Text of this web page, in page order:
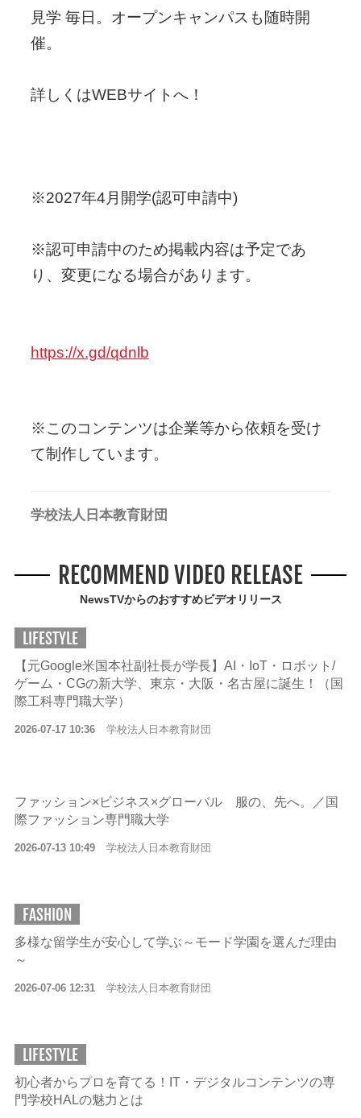
見学 毎日。オープンキャンパスも随時開
催。
詳しくはWEBサイトへ！
※2027年4月開学(認可申請中)
※認可申請中のため掲載内容は予定であ
り、変更になる場合があります。
https://x.gd/qdnlb
※このコンテンツは企業等から依頼を受け
て制作しています。
学校法人日本教育財団
RECOMMEND VIDEO RELEASE
NewsTVからのおすすめビデオリリース
LIFESTYLE
【元Google米国本社副社長が学長】AI・IoT・ロボット/
ゲーム・CGの新大学、東京・大阪・名古屋に誕生！（国
際工科専門職大学）
2026-07-17 10:36 学校法人日本教育財団
ファッション×ビジネス×グローバル 服の、先へ。／国
際ファッション専門職大学
2026-07-13 10:49 学校法人日本教育財団
FASHION
多様な留学生が安心して学ぶ～モード学園を選んだ理由
～
2026-07-06 12:31 学校法人日本教育財団
LIFESTYLE
初心者からプロを育てる！IT・デジタルコンテンツの専
門学校HALの魅力とは